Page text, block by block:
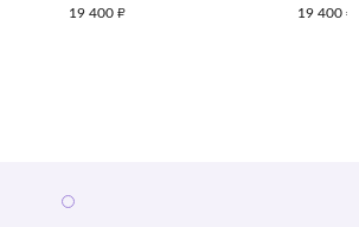
19 400 ₽ 19 400 ₽